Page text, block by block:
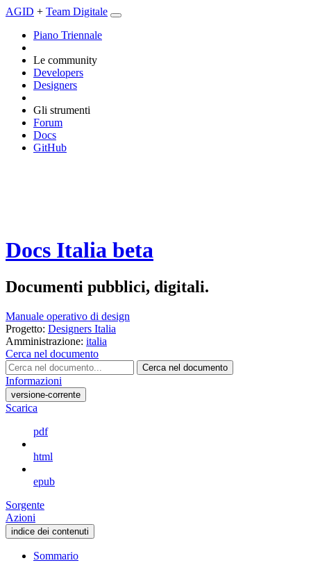
AGID + Team Digitale
Piano Triennale
Le community
Developers
Designers
Gli strumenti
Forum
Docs
GitHub
Docs Italia beta
Documenti pubblici, digitali.
Manuale operativo di design
Progetto: Designers Italia
Amministrazione: italia
Cerca nel documento
Cerca nel documento
Informazioni
versione-corrente
Scarica
pdf
html
epub
Sorgente
Azioni
indice dei contenuti
Sommario